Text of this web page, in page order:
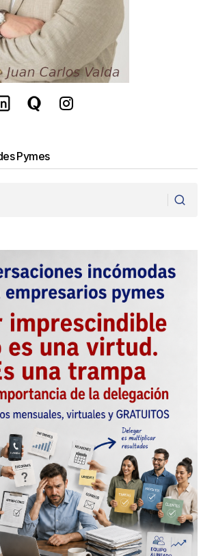
esta protegido por
y la Política de
y losTérminos del servicio
se aplican.
Pymes